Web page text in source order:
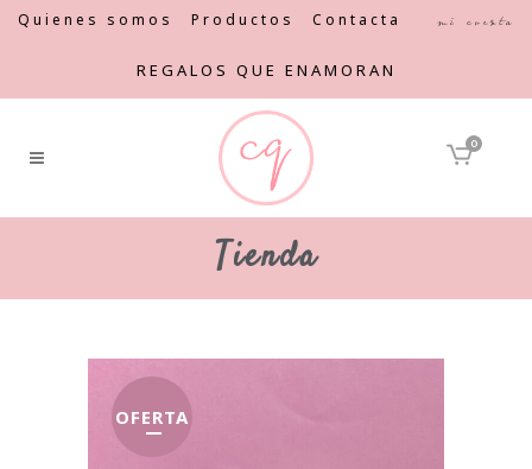
Quienes somos Productos Contacta Mi cuenta
REGALOS QUE ENAMORAN
0
Tienda
OFERTA